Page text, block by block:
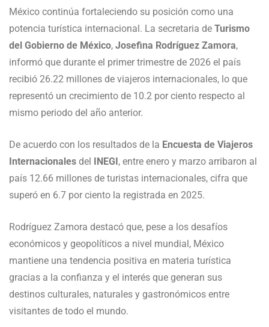
México continúa fortaleciendo su posición como una
potencia turística internacional. La secretaria de Turismo
del Gobierno de México, Josefina Rodríguez Zamora,
informó que durante el primer trimestre de 2026 el país
recibió 26.22 millones de viajeros internacionales, lo que
representó un crecimiento de 10.2 por ciento respecto al
mismo periodo del año anterior.
De acuerdo con los resultados de la Encuesta de Viajeros
Internacionales del INEGI , entre enero y marzo arribaron al
país 12.66 millones de turistas internacionales, cifra que
superó en 6.7 por ciento la registrada en 2025.
Rodríguez Zamora destacó que, pese a los desafíos
económicos y geopolíticos a nivel mundial, México
mantiene una tendencia positiva en materia turística
gracias a la confianza y el interés que generan sus
destinos culturales, naturales y gastronómicos entre
visitantes de todo el mundo.